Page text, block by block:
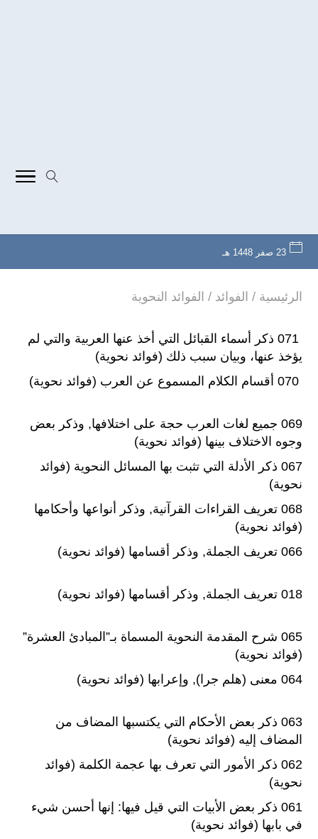
23 صفر 1448 هـ
الرئيسية / الفوائد / الفوائد النحوية
071 ذكر أسماء القبائل التي أخذ عنها العربية والتي لم
يؤخذ عنها، وبيان سبب ذلك (فوائد نحوية)
069 جميع لغات العرب حجة على اختلافها, وذكر بعض
وجوه الاختلاف بينها (فوائد نحوية)
067 ذكر الأدلة التي تثبت بها المسائل النحوية (فوائد
نحوية)
068 تعريف القراءات القرآنية, وذكر أنواعها وأحكامها
(فوائد نحوية)
066 تعريف الجملة, وذكر أقسامها (فوائد نحوية)
018 تعريف الجملة, وذكر أقسامها (فوائد نحوية)
065 شرح المقدمة النحوية المسماة بـ”المبادئ العشرة”
(فوائد نحوية)
064 معنى (هلم جرا), وإعرابها (فوائد نحوية)
063 ذكر بعض الأحكام التي يكتسبها المضاف من
المضاف إليه (فوائد نحوية)
062 ذكر الأمور التي تعرف بها عجمة الكلمة (فوائد
نحوية)
061 ذكر بعض الأبيات التي قيل فيها: إنها أحسن شيء
في بابها (فوائد نحوية)